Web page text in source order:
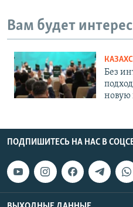
Вам будет
Без
новую
ПОДПИШИТЕСЬ НА НАС В